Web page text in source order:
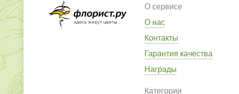
О сервисе
О нас
Контакты
Гарантия качества
Награды
Категории